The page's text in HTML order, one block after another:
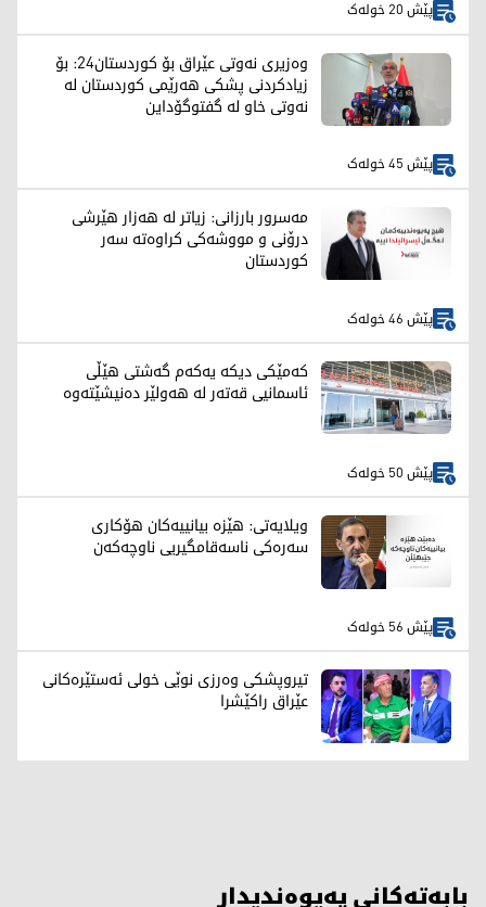
پێش 20 خولەک
وەزیری نەوتی عێراق بۆ کوردستان24: بۆ
زیادکردنی پشکی هەرێمی کوردستان لە
نەوتی خاو لە گفتوگۆداین
پێش 45 خولەک
مەسرور بارزانی: زیاتر لە هەزار هێرشی
درۆنی و مووشەکی کراوەتە سەر
کوردستان
پێش 46 خولەک
کەمێکی دیکە یەکەم گەشتی هێڵی
ئاسمانیی قەتەر لە هەولێر دەنیشێتەوە
پێش 50 خولەک
ویلایەتی: هێزە بیانییەکان هۆکاری
سەرەکی ناسەقامگیریی ناوچەکەن
پێش 56 خولەک
تیروپشكی وەرزی نوێی خولی ئەستێرەكانی
عێراق راكێشرا
بابەتەکانی پەیوەندیدار